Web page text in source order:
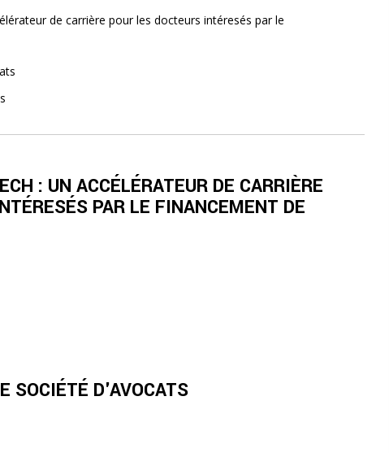
de carrière pour les docteurs intéresés par le
: UN ACCÉLÉRATEUR DE CARRIÈRE
PAR LE FINANCEMENT DE
SOCIÉTÉ D'AVOCATS